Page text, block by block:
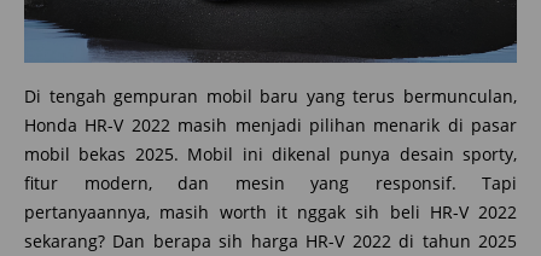
Di tengah gempuran mobil baru yang terus bermunculan,
Honda HR-V 2022 masih menjadi pilihan menarik di pasar
mobil bekas 2025. Mobil ini dikenal punya desain sporty,
fitur modern, dan mesin yang responsif. Tapi
pertanyaannya, masih worth it nggak sih beli HR-V 2022
sekarang? Dan berapa sih harga HR-V 2022 di tahun 2025